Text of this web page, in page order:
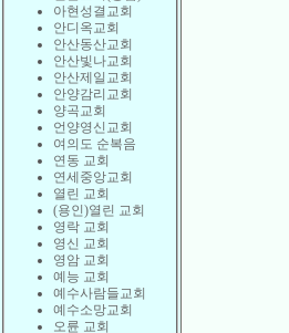
아현성결교회
안디옥교회
안산동산교회
안산빛나교회
안산제일교회
안양감리교회
양곡교회
언양영신교회
여의도 순복음
연동 교회
연세중앙교회
열린 교회
(용인)열린 교회
영락 교회
영신 교회
영암 교회
예능 교회
예수사람들교회
예수소망교회
오륜 교회